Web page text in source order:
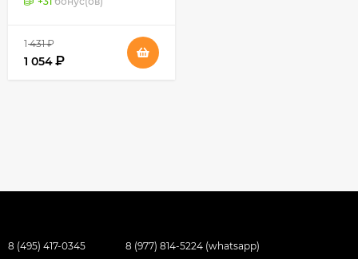
1 431 ₽
1 054₽
8 (495) 417-0345 8 (977) 814-5224 (whatsapp)